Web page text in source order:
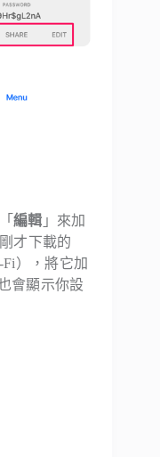
編輯 」來加
才下載的
），將它加
會顯示你設